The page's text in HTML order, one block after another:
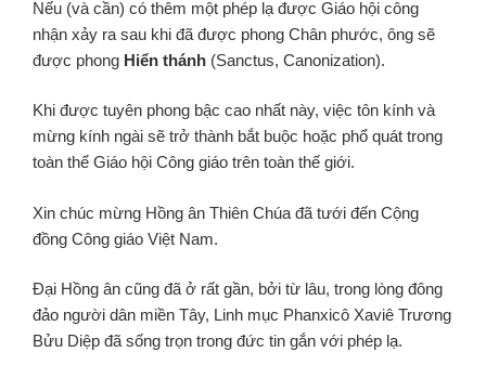
Nếu (và cần) có thêm một phép lạ được Giáo hội công
nhận xảy ra sau khi đã được phong Chân phước, ông sẽ
được phong Hiển thánh (Sanctus, Canonization).
Khi được tuyên phong bậc cao nhất này, việc tôn kính và
mừng kính ngài sẽ trở thành bắt buộc hoặc phổ quát trong
toàn thể Giáo hội Công giáo trên toàn thế giới.
Xin chúc mừng Hồng ân Thiên Chúa đã tưới đến Cộng
đồng Công giáo Việt Nam.
Đại Hồng ân cũng đã ở rất gần, bởi từ lâu, trong lòng đông
đảo người dân miền Tây, Linh mục Phanxicô Xaviê Trương
Bửu Diệp đã sống trọn trong đức tin gắn với phép lạ.